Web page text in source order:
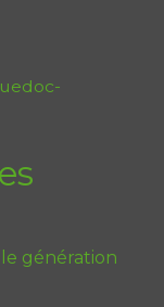
génération